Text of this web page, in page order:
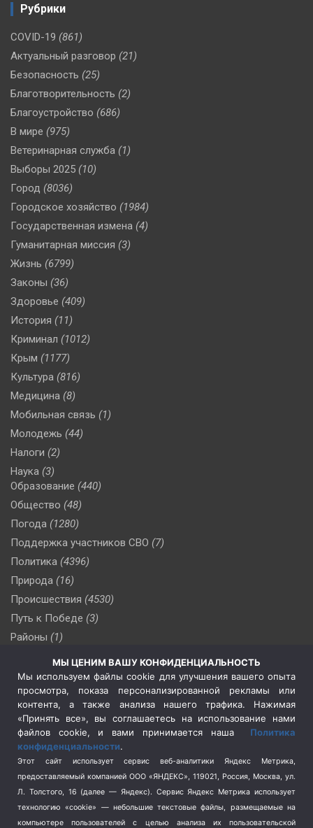
Рубрики
COVID-19 (861)
Актуальный разговор (21)
Безопасность (25)
Благотворительность (2)
Благоустройство (686)
В мире (975)
Ветеринарная служба (1)
Выборы 2025 (10)
Город (8036)
Городское хозяйство (1984)
Государственная измена (4)
Гуманитарная миссия (3)
Жизнь (6799)
Законы (36)
Здоровье (409)
История (11)
Криминал (1012)
Крым (1177)
Культура (816)
Медицина (8)
Мобильная связь (1)
Молодежь (44)
Налоги (2)
Наука (3)
Образование (440)
Общество (48)
Погода (1280)
Поддержка участников СВО (7)
Политика (4396)
Природа (16)
Происшествия (4530)
Путь к Победе (3)
Районы (1)
(510)
Сельское хозяйство (3)
Социальная политика
(3)
Спецоперация в Украине
Спецоперация на Украине
(404)
Спорт (740)
Терроризм (1)
Транспорт (262)
МЫ ЦЕНИМ ВАШУ КОНФИДЕНЦИАЛЬНОСТЬ
Мы используем файлы cookie для улучшения вашего опыта
просмотра, показа персонализированной рекламы или
контента, а также анализа нашего трафика. Нажимая
«Принять все», вы соглашаетесь на использование нами
файлов cookie, и вами принимается наша Политика
конфиденциальности.
Этот сайт использует сервис веб-аналитики Яндекс Метрика,
предоставляемый компанией ООО «ЯНДЕКС», 119021, Россия, Москва, ул.
Л. Толстого, 16 (далее — Яндекс). Сервис Яндекс Метрика использует
технологию «cookie» — небольшие текстовые файлы, размещаемые на
компьютере пользователей с целью анализа их пользовательской